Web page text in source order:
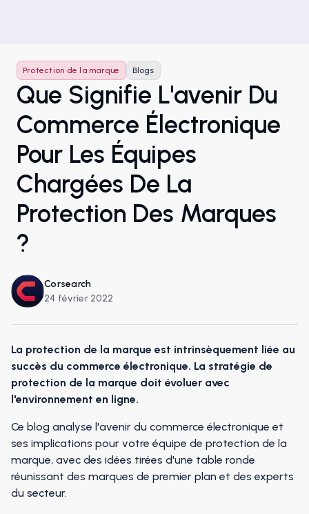
Protection de la marque Blogs
Que Signifie L'avenir Du
Commerce Électronique
Pour Les Équipes
Chargées De La
Protection Des Marques
?
Corsearch
24 février 2022
La protection de la marque est intrinsèquement liée au
succès du commerce électronique. La stratégie de
protection de la marque doit évoluer avec
l'environnement en ligne.
Ce blog analyse l'avenir du commerce électronique et
ses implications pour votre équipe de protection de la
marque, avec des idées tirées d'une table ronde
réunissant des marques de premier plan et des experts
du secteur.